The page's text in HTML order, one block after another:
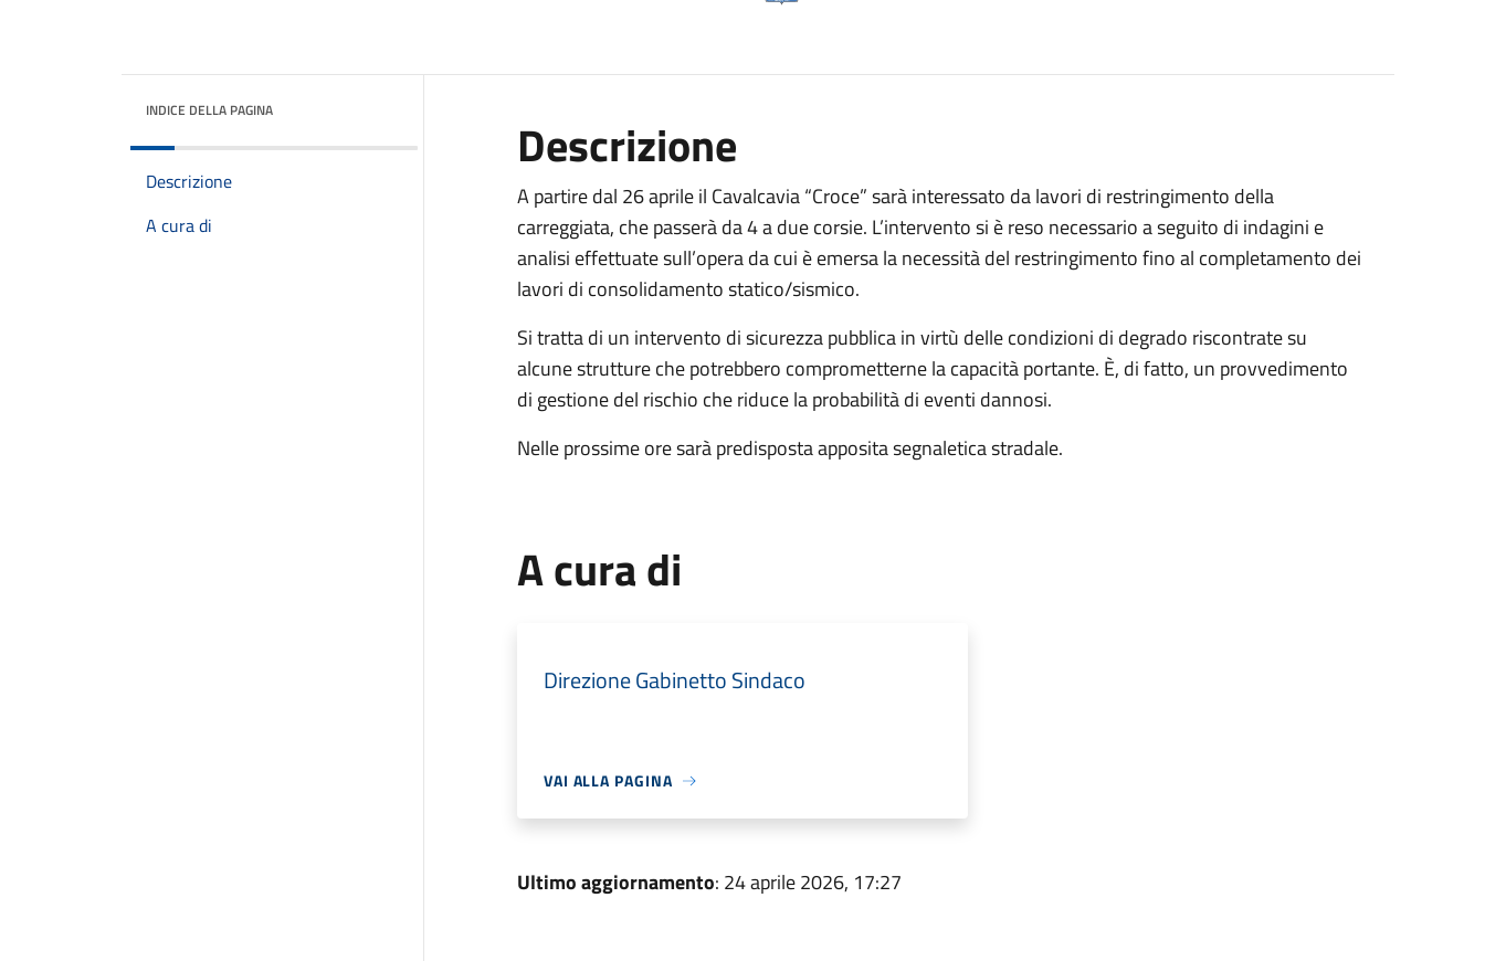
INDICE DELLA PAGINA
Descrizione
A cura di
Descrizione
A partire dal 26 aprile il Cavalcavia “Croce” sarà interessato da lavori di restringimento della
carreggiata, che passerà da 4 a due corsie. L’intervento si è reso necessario a seguito di indagini e
analisi effettuate sull’opera da cui è emersa la necessità del restringimento fino al completamento dei
lavori di consolidamento statico/sismico.
Si tratta di un intervento di sicurezza pubblica in virtù delle condizioni di degrado riscontrate su
alcune strutture che potrebbero comprometterne la capacità portante. È, di fatto, un provvedimento
di gestione del rischio che riduce la probabilità di eventi dannosi.
Nelle prossime ore sarà predisposta apposita segnaletica stradale.
A cura di
Direzione Gabinetto Sindaco
VAI ALLA PAGINA
Ultimo aggiornamento: 24 aprile 2026, 17:27